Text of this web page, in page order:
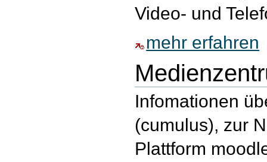
Video- und
mehr erfahren
Infomationen
(cumulus), zur
Plattform